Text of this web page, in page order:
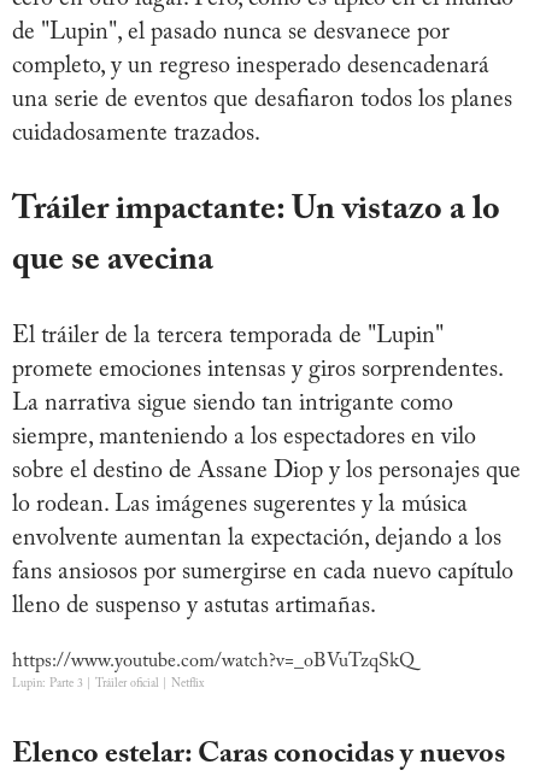
de "Lupin", el pasado nunca se desvanece por
completo, y un regreso inesperado desencadenará
una serie de eventos que desafiaron todos los planes
cuidadosamente trazados.
Tráiler impactante: Un vistazo a lo
que se avecina
El tráiler de la tercera temporada de "Lupin"
promete emociones intensas y giros sorprendentes.
La narrativa sigue siendo tan intrigante como
siempre, manteniendo a los espectadores en vilo
sobre el destino de Assane Diop y los personajes que
lo rodean. Las imágenes sugerentes y la música
envolvente aumentan la expectación, dejando a los
fans ansiosos por sumergirse en cada nuevo capítulo
lleno de suspenso y astutas artimañas.
https://www.youtube.com/watch?v=_oBVuTzqSkQ
Lupin: Parte 3 | Tráiler oficial | Netflix
Elenco estelar: Caras conocidas y nuevos